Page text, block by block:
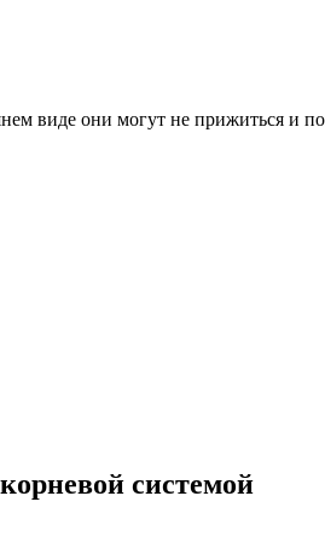
виде они могут не прижиться и
системой